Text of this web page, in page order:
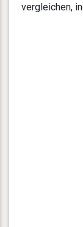
vergleichen,